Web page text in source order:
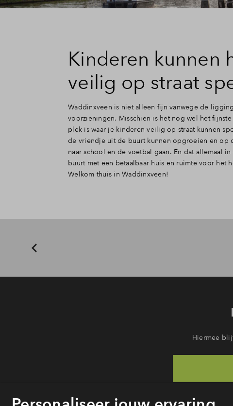
Kinderen kunnen
veilig op straat
Waddinxveen is niet alleen fijn vanwege de
voorzieningen. Misschien is het nog wel het
plek is waar je kinderen veilig op straat kunnen
de vriendje uit de buurt kunnen opgroeien en op
naar school en de voetbal gaan. En dat allemaal
buurt met een betaalbaar huis en ruimte voor het
Welkom thuis in Waddinxveen!
Hiermee